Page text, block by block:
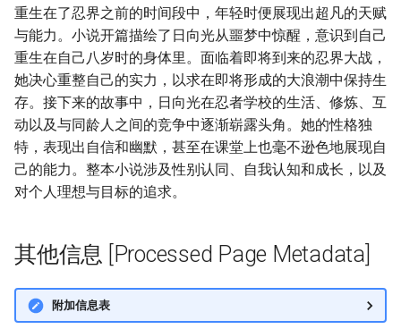
重生在了忍界之前的时间段中，年轻时便展现出超凡的天赋
与能力。小说开篇描绘了日向光从噩梦中惊醒，意识到自己
重生在自己八岁时的身体里。面临着即将到来的忍界大战，
她决心重整自己的实力，以求在即将形成的大浪潮中保持生
存。接下来的故事中，日向光在忍者学校的生活、修炼、互
动以及与同龄人之间的竞争中逐渐崭露头角。她的性格独
特，表现出自信和幽默，甚至在课堂上也毫不逊色地展现自
己的能力。整本小说涉及性别认同、自我认知和成长，以及
对个人理想与目标的追求。
其他信息 [Processed Page Metadata]
附加信息表